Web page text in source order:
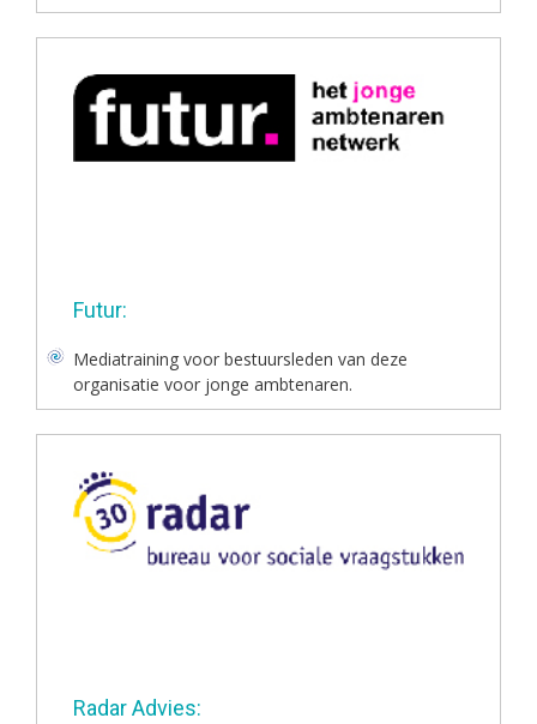
Futur:
Mediatraining voor bestuursleden van deze
organisatie voor jonge ambtenaren.
Radar Advies: